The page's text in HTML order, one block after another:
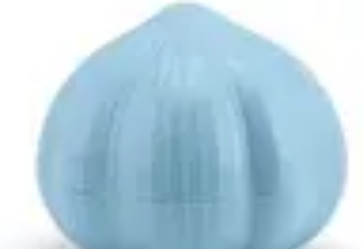
Sécurité technologique Photographie mobile
Informatique portable
Gadgets HiTech